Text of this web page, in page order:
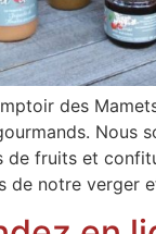
des
Nous
de fruits et
de notre verger